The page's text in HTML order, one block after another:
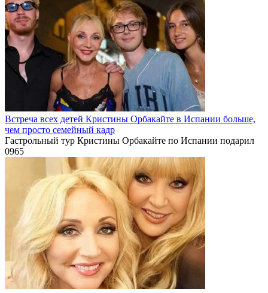
Встреча всех детей Кристины Орбакайте в Испании больше,
чем просто семейный кадр
Гастрольный тур Кристины Орбакайте по Испании подарил
0965